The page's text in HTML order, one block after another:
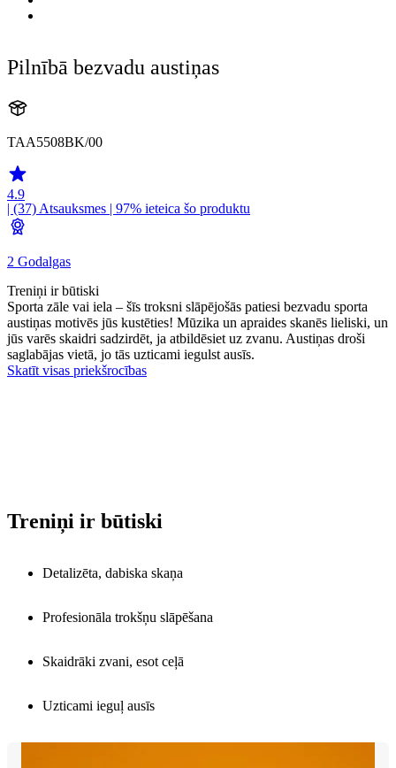
Pilnībā bezvadu austiņas
TAA5508BK/00
4.9
| (37) Atsauksmes | 97% ieteica šo produktu
2 Godalgas
Treniņi ir būtiski
Sporta zāle vai iela – šīs troksni slāpējošās patiesi bezvadu sporta
austiņas motivēs jūs kustēties! Mūzika un apraides skanēs lieliski, un
jūs varēs skaidri sadzirdēt, ja atbildēsiet uz zvanu. Austiņas droši
saglabājas vietā, jo tās uzticami iegulst ausīs.
Skatīt visas priekšrocības
Treniņi ir būtiski
Detalizēta, dabiska skaņa
Profesionāla trokšņu slāpēšana
Skaidrāki zvani, esot ceļā
Uzticami ieguļ ausīs